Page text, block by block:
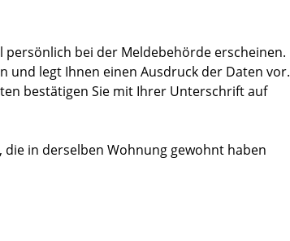
persönlich bei der Meldebehörde erscheinen.
und legt Ihnen einen Ausdruck der Daten vor.
bestätigen Sie mit Ihrer Unterschrift auf
, die in derselben Wohnung gewohnt haben